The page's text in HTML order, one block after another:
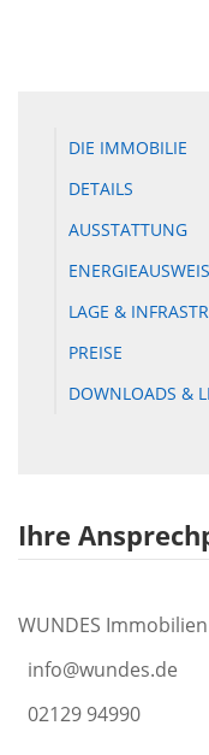
DIE IMMOBILIE
DETAILS
AUSSTATTUNG
ENERGIEAUSWEIS
LAGE &
PREISE
DOWNLOADS &
Ihre
WUNDES
info@wundes.de
02129 94990